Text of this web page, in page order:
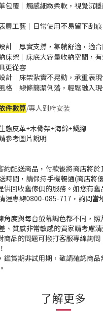
包覆｜觸感細緻柔軟，視覺沉
層工藝｜日常使用不易留下刮
計｜厚實支撐，靠躺舒適，適
床架｜床底大容量收納空間，有
更從容
計｜床架紮實不晃動，承重表
格｜線條簡潔俐落，輕鬆融入
件數算/專人到府安裝
態皮革+木骨架+海綿+鐵腳
參考圖片說明
約配送商品，付款後將商店將
時間，請保持手機暢通(商店將
供回收舊傢俱的服務。如您有
運專線0800-085-717，詢問當
角度與每台螢幕調色都不同，
、質感非常敏感的買家請考慮清
商品的問題可撥打客服專線詢
鑑賞期非試用期，敬請確認商
了解更多